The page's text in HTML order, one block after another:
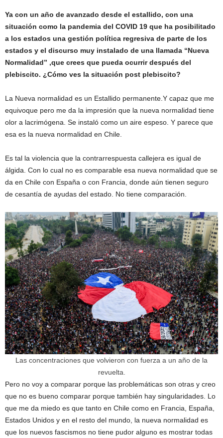
Ya con un año de avanzado desde el estallido, con una
situación como la pandemia del COVID 19 que ha posibilitado
a los estados una gestión política regresiva de parte de los
estados y el discurso muy instalado de una llamada “Nueva
Normalidad” ,que crees que pueda ocurrir después del
plebiscito. ¿Cómo ves la situación post plebiscito?
La Nueva normalidad es un Estallido permanente.Y capaz que me
equivoque pero me da la impresión que la nueva normalidad tiene
olor a lacrimógena. Se instaló como un aire espeso. Y parece que
esa es la nueva normalidad en Chile.
Es tal la violencia que la contrarrespuesta callejera es igual de
álgida. Con lo cual no es comparable esa nueva normalidad que se
da en Chile con España o con Francia, donde aún tienen seguro
de cesantía de ayudas del estado. No tiene comparación.
Las concentraciones que volvieron con fuerza a un año de la
revuelta.
Pero no voy a comparar porque las problemáticas son otras y creo
que no es bueno comparar porque también hay singularidades. Lo
que me da miedo es que tanto en Chile como en Francia, España,
Estados Unidos y en el resto del mundo, la nueva normalidad es
que los nuevos fascismos no tiene pudor alguno es mostrar todas